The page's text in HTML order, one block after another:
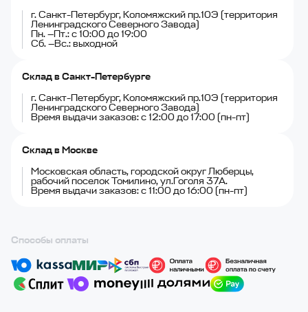
г. Санкт-Петербург, Коломяжский пр.10Э (территория
Ленинградского Северного Завода)
Пн. —Пт.: с 10:00 до 19:00
Сб. —Вс.: выходной
Склад в Санкт-Петербурге
г. Санкт-Петербург, Коломяжский пр.10Э (территория
Ленинградского Северного Завода)
Время выдачи заказов: с 12:00 до 17:00 (пн-пт)
Склад в Москве
Московская область, городской округ Люберцы,
рабочий поселок Томилино, ул.Гоголя 37А.
Время выдачи заказов: с 11:00 до 16:00 (пн-пт)
Способы оплаты